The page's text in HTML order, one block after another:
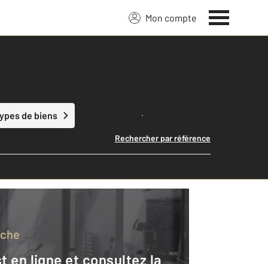
Mon compte
de biens Lancer ma recherche
Rechercher par référence